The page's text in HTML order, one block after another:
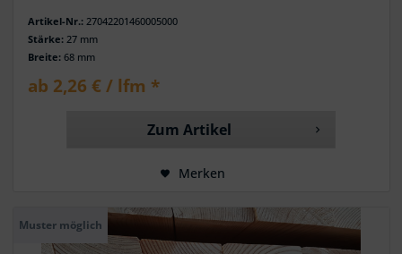
Artikel-Nr.: 27042201460005000
Stärke: 27 mm
Breite: 68 mm
ab 2,26 € / lfm *
Zum Artikel
Merken
Muster möglich